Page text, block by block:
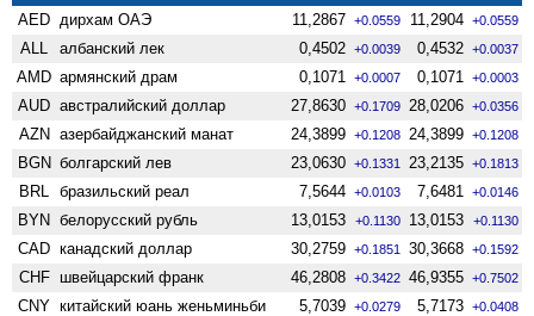
AED дирхам ОАЭ 11,2867 +0.0559 11,2904 +0.0559
ALL албанский лек 0,4502 +0.0039 0,4532 +0.0037
AMD армянский драм 0,1071 +0.0007 0,1071 +0.0003
AUD австралийский доллар 27,8630 +0.1709 28,0206 +0.0356
AZN азербайджанский манат 24,3899 +0.1208 24,3899 +0.1208
BGN болгарский лев 23,0630 +0.1331 23,2135 +0.1813
BRL бразильский реал 7,5644 +0.0103 7,6481 +0.0146
BYN белорусский рубль 13,0153 +0.1130 13,0153 +0.1130
CAD канадский доллар 30,2759 +0.1851 30,3668 +0.1592
CHF швейцарский франк 46,2808 +0.3422 46,9355 +0.7502
CNY китайский юань женьминьби 5,7039 +0.0279 5,7173 +0.0408